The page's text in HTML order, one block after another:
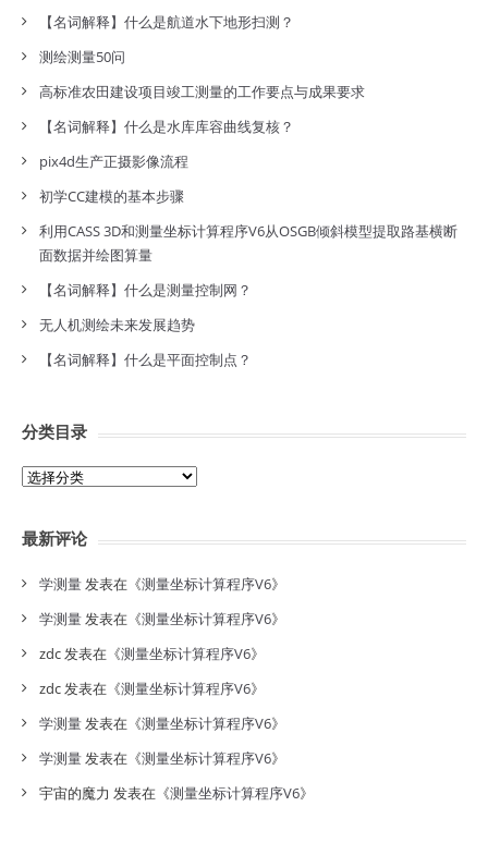
【名词解释】什么是航道水下地形扫测？
测绘测量50问
高标准农田建设项目竣工测量的工作要点与成果要求
【名词解释】什么是水库库容曲线复核？
pix4d生产正摄影像流程
初学CC建模的基本步骤
利用CASS 3D和测量坐标计算程序V6从OSGB倾斜模型提取路基横断
面数据并绘图算量
【名词解释】什么是测量控制网？
无人机测绘未来发展趋势
【名词解释】什么是平面控制点？
分类目录
分
录
最新评论
学测量发表在《测量坐标计算程序V6》
学测量发表在《测量坐标计算程序V6》
zdc发表在《测量坐标计算程序V6》
zdc发表在《测量坐标计算程序V6》
学测量发表在《测量坐标计算程序V6》
学测量发表在《测量坐标计算程序V6》
宇宙的魔力 发表在《测量坐标计算程序V6》